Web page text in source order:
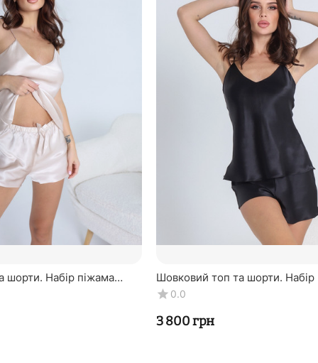
шорти. Набір піжама
Шовковий топ та шорти. Набір
"Неаполь". TM "Silk Kiss".
100% шовк. Ч...
0.0
‍3 800‍грн